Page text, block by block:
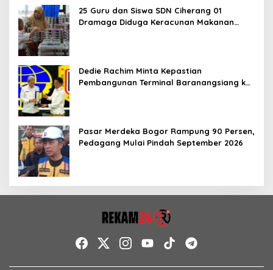
25 Guru dan Siswa SDN Ciherang 01
Dramaga Diduga Keracunan Makanan
Dedie Rachim Minta Kepastian
Pembangunan Terminal Baranangsiang ke
Pasar Merdeka Bogor Rampung 90 Persen,
Pedagang Mulai Pindah September 2026